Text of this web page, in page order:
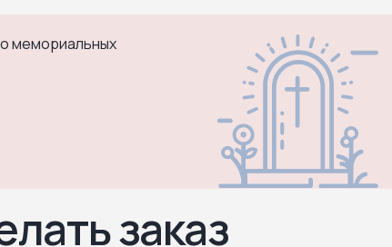
мемориальных
заказ